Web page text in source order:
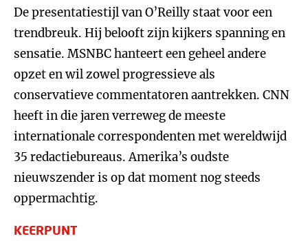
De presentatiestijl van O’Reilly staat voor een
trendbreuk. Hij belooft zijn kijkers spanning en
sensatie. MSNBC hanteert een geheel andere
opzet en wil zowel progressieve als
conservatieve commentatoren aantrekken. CNN
heeft in die jaren verreweg de meeste
internationale correspondenten met wereldwijd
35 redactiebureaus. Amerika’s oudste
nieuwszender is op dat moment nog steeds
oppermachtig.
KEERPUNT